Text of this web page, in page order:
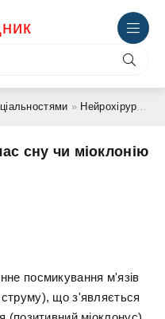
» Нейрохірург »
сну чи міоклонію
посмикування м'язів
що з'являється